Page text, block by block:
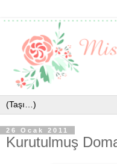
26 Ocak 2011
Kurutulmuş